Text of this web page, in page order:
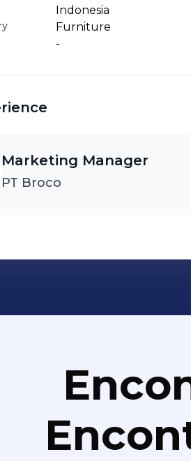
Indonesia
Furniture
-
Marketing Manager
PT Broco